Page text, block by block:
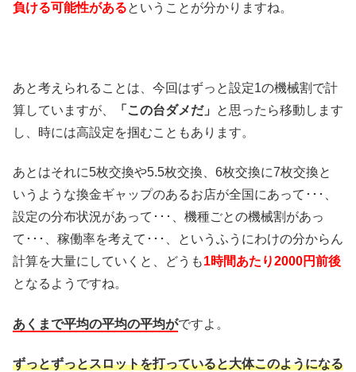
負ける可能性があるということが分かりますね。
あと考えられることは、今回はずっと設定1の機械割で計
算していますが、
「この台ダメだ」
と思ったら移動します
し、時には高設定を掴むこともあります。
あとはそれに5枚交換や5.5枚交換、6枚交換に7枚交換と
いうような換金ギャップのあるお店が全国にあって･･･、
設定の分布状況があって･･･、機種ごとの機械割があっ
て･･･、稼働率を考えて･･･、というふうにわけの分からん
計算を大量にしていくと、どうも1時間あたり2000円前後
となるようですね。
あくまで平均の平均の平均がですよ。
ずっとずっとスロットを打っていると大体このようになる